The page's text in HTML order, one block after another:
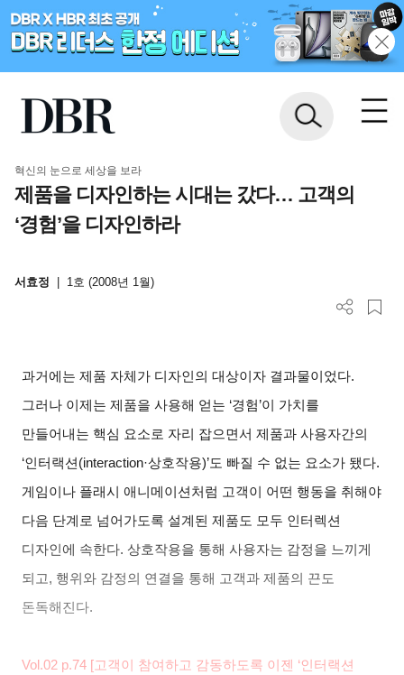
혁신의 눈으로 세상을 보라
제품을 디자인하는 시대는 갔다… 고객의
‘경험’을 디자인하라
서효정 1호 (2008년 1월)
과거에는 제품 자체가 디자인의 대상이자 결과물이었다.
그러나 이제는 제품을 사용해 얻는 ‘경험’이 가치를
만들어내는 핵심 요소로 자리 잡으면서 제품과 사용자간의
‘인터랙션 (interaction·상호작용)’도 빠질 수 없는 요소가 됐다.
게임이나 플래시 애니메이션처럼 고객이 어떤 행동을 취해야
다음 단계로 넘어가도록 설계된 제품도 모두 인터렉션
디자인에 속한다.상호작용을 통해 사용자는 감정을 느끼게
되고, 행위와 감정의 연결을 통해 고객과 제품의 끈도
돈독해진다.
Vol.02 p.74 [고객이 참여하고 감동하도록 이젠 ‘인터랙션